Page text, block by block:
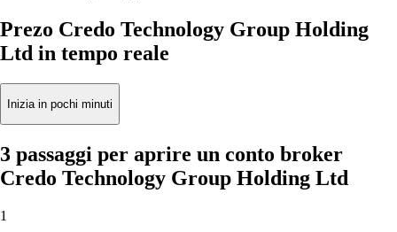
Prezo Credo Technology Group Holding
Ltd in tempo reale
Inizia in pochi minuti
3 passaggi per aprire un conto broker
Credo Technology Group Holding Ltd
1